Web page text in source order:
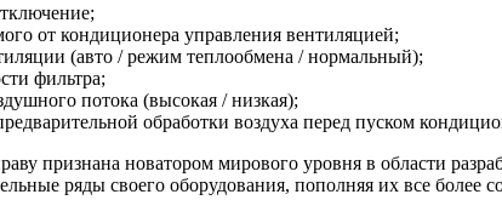
от кондиционера управления вентиляцией;
(авто / режим теплообмена / нормальный);
фильтра;
потока (высокая / низкая);
обработки воздуха перед пуском
признана новатором мирового уровня в области
ряды своего оборудования, пополняя их все